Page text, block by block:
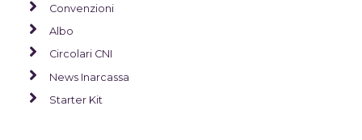
Convenzioni
Albo
Circolari CNI
News Inarcassa
Starter Kit